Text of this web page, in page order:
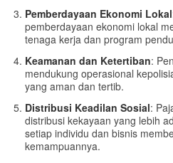
Pemberdayaan Ekonomi Lokal
pemberdayaan ekonomi lokal
tenaga kerja dan program
Keamanan dan Ketertiban:
mendukung operasional
yang aman dan tertib.
Distribusi Keadilan Sosial:
distribusi kekayaan yang lebih
setiap individu dan bisnis
kemampuannya.